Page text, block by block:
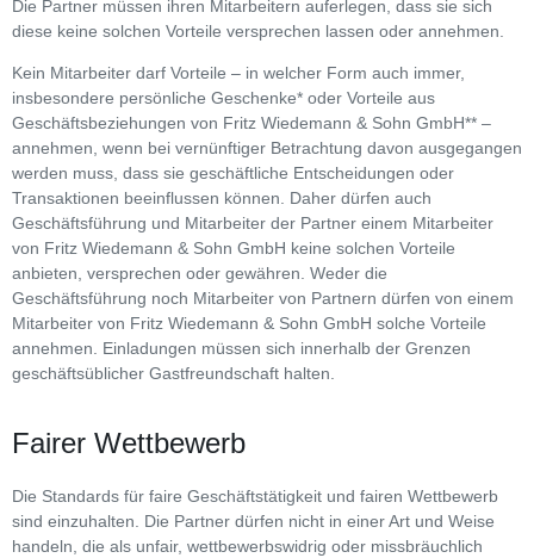
Die Partner müssen ihren Mitarbeitern auferlegen, dass sie sich
diese keine solchen Vorteile versprechen lassen oder annehmen.
Kein Mitarbeiter darf Vorteile – in welcher Form auch immer,
insbesondere persönliche Geschenke* oder Vorteile aus
Geschäftsbeziehungen von Fritz Wiedemann & Sohn GmbH** –
annehmen, wenn bei vernünftiger Betrachtung davon ausgegangen
werden muss, dass sie geschäftliche Entscheidungen oder
Transaktionen beeinflussen können. Daher dürfen auch
Geschäftsführung und Mitarbeiter der Partner einem Mitarbeiter
von Fritz Wiedemann & Sohn GmbH keine solchen Vorteile
anbieten, versprechen oder gewähren. Weder die
Geschäftsführung noch Mitarbeiter von Partnern dürfen von einem
Mitarbeiter von Fritz Wiedemann & Sohn GmbH solche Vorteile
annehmen. Einladungen müssen sich innerhalb der Grenzen
geschäftsüblicher Gastfreundschaft halten.
Fairer Wettbewerb
Die Standards für faire Geschäftstätigkeit und fairen Wettbewerb
sind einzuhalten. Die Partner dürfen nicht in einer Art und Weise
handeln, die als unfair, wettbewerbswidrig oder missbräuchlich